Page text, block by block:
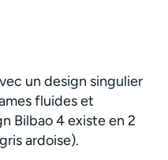
un design singulier
fluides et
Bilbao 4 existe en 2
ardoise).